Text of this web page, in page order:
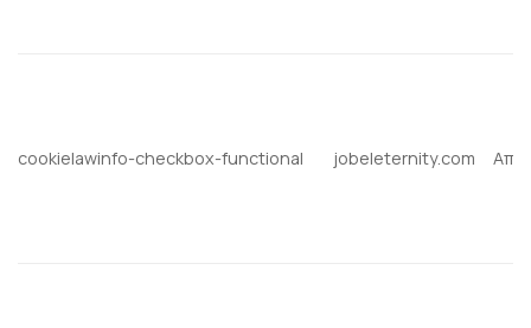
cookielawinfo-checkbox-functional jobeleternity.com